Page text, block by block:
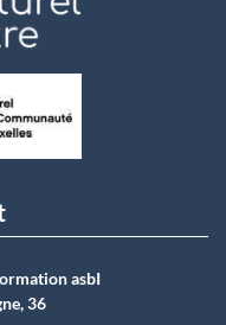
asbI
36